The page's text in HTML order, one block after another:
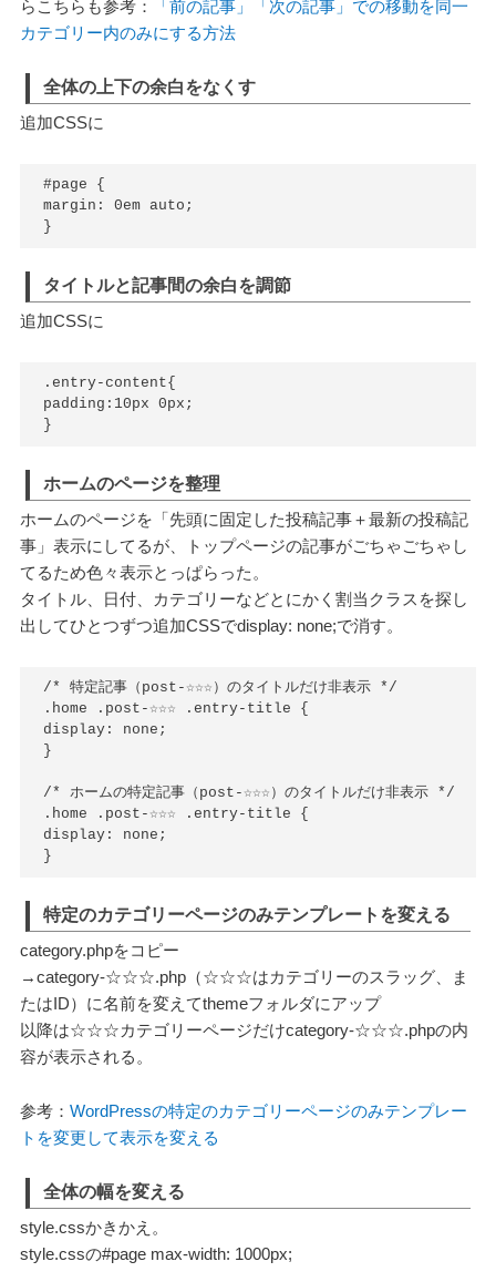
らこちらも参考：
「前の記事」「次の記事」での移動を同一
カテゴリー内のみにする方法
全体の上下の余白をなくす
追加CSSに
#page {
margin: 0em auto;
}
タイトルと記事間の余白を調節
追加CSSに
.entry-content{
padding:10px 0px;
}
ホームのページを整理
ホームのページを「先頭に固定した投稿記事＋最新の投稿記
事」表示にしてるが、トップページの記事がごちゃごちゃし
てるため色々表示とっぱらった。
タイトル、日付、カテゴリーなどとにかく割当クラスを探し
出してひとつずつ追加CSSでdisplay: none;で消す。
/* 特定記事（post-☆☆☆）のタイトルだけ非表示 */
.home .post-☆☆☆ .entry-title {
display: none;
}
/* ホームの特定記事（post-☆☆☆）のタイトルだけ非表示 */
.home .post-☆☆☆ .entry-title {
display: none;
}
特定のカテゴリーページのみテンプレートを変える
category.phpをコピー
→category-☆☆☆.php（☆☆☆はカテゴリーのスラッグ、ま
たはID）に名前を変えてthemeフォルダにアップ
以降は☆☆☆カテゴリーページだけcategory-☆☆☆.phpの内
容が表示される。
参考： WordPressの特定のカテゴリーページのみテンプレー
トを変更して表示を変える
全体の幅を変える
style.cssかきかえ。
style.cssの#page max-width: 1000px;